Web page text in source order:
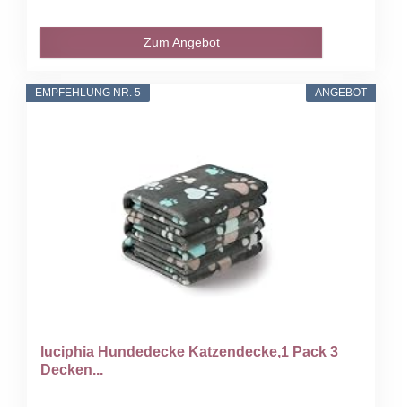
Zum Angebot
ANGEBOT
EMPFEHLUNG NR. 5
luciphia Hundedecke Katzendecke,1 Pack 3
Decken...